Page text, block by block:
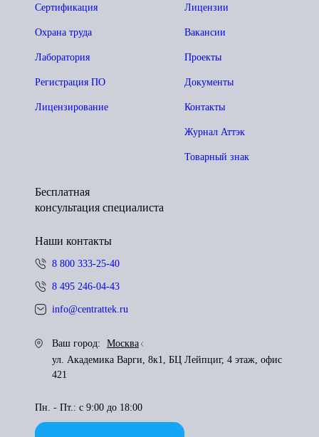
Лицензии
Вакансии
Проекты
Документы
Контакты
Журнал Аттэк
Товарный знак
Сертификация
Охрана труда
Лаборатория
Регистрация ПО
Лицензирование
Бесплатная
консультация специалиста
Наши контакты
8 800 333-25-40
8 495 246-04-43
info@centrattek.ru
Ваш город:
Москва
ул. Академика Варги, 8к1, БЦ Лейпциг, 4 этаж, офис
421
Пн. - Пт.: с 9:00 до 18:00